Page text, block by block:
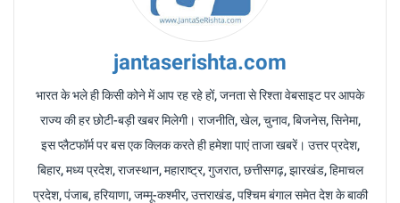
jantaserishta.com
भारत के भले ही किसी कोने में आप रह रहे हों, जनता से रिश्ता वेबसाइट पर आपके
राज्य की हर छोटी-बड़ी खबर मिलेगी। राजनीति, खेल, चुनाव, बिजनेस, सिनेमा,
इस प्लैटफॉर्म पर बस एक क्लिक करते ही हमेशा पाएं ताजा खबरें। उत्तर प्रदेश,
बिहार, मध्य प्रदेश, राजस्थान, महाराष्ट्र, गुजरात, छत्तीसगढ़, झारखंड, हिमाचल
प्रदेश, पंजाब, हरियाणा, जम्मू-कश्मीर, उत्तराखंड, पश्चिम बंगाल समेत देश के बाकी